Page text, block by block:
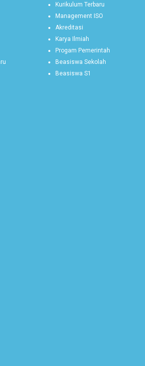
Kurikulum Terbaru
Management ISO
Akreditasi
Karya Ilmiah
Progam Pemerintah
Beasiswa Sekolah
Beasiswa S1